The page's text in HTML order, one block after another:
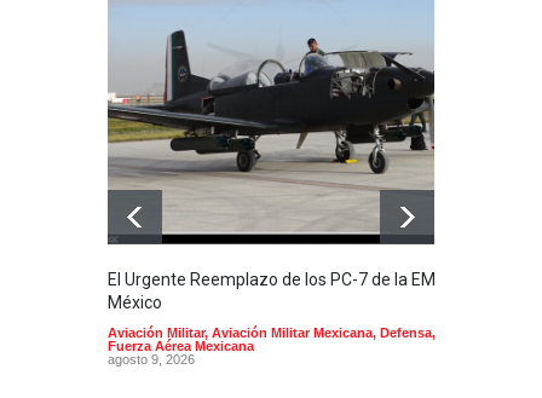
El Urgente Reemplazo de los PC-7 de la EMA en
México
Aviación Militar, Aviación Militar Mexicana, Defensa,
Fuerza Aérea Mexicana
agosto 9, 2026